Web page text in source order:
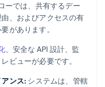
ーでは、共有するデー
、およびアクセスの有
があります。
、安全な API 設計、監
ビューが必要です。
ンス: システムは、管轄